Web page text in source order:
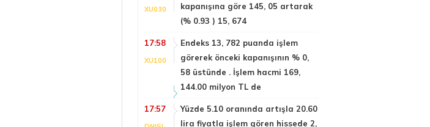
XU030
kapanışına göre 145, 05 artarak
(% 0.93 ) 15, 674
17:58
XU100
Endeks 13, 782 puanda işlem
görerek önceki kapanışının % 0,
58 üstünde . İşlem hacmi 169,
144.00 milyon TL de
17:57
Yüzde 5.10 oranında artışla 20.60
lira fiyatla işlem gören hissede 2,